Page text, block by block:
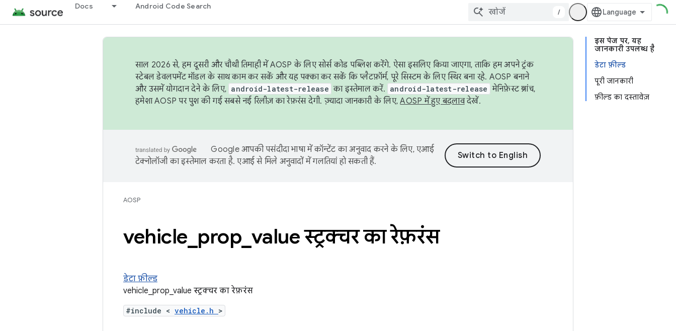
Docs Android Code Search
/
इस पेज पर, यह
जानकारी उपलब्ध है
डेटा फ़ील्ड
पूरी जानकारी
फ़ील्ड का दस्तावेज़
साल 2026 से, हम दूसरी और चौथी तिमाही में AOSP के लिए सोर्स कोड पब्लिश करेंगे. ऐसा इसलिए किया जाएगा, ताकि हम अपने ट्रंक
स्टेबल डेवलपमेंट मॉडल के साथ काम कर सकें और यह पक्का कर सकें कि प्लैटफ़ॉर्म, पूरे सिस्टम के लिए स्थिर बना रहे. AOSP बनाने
और उसमें योगदान देने के लिए, android-latest-release का इस्तेमाल करें. android-latest-release मेनिफ़ेस्ट ब्रांच,
हमेशा AOSP पर पुश की गई सबसे नई रिलीज़ का रेफ़रंस देगी. ज़्यादा जानकारी के लिए,AOSP में हुए बदलावदेखें.
Google आपकी पसंदीदा भाषा में कॉन्टेंट का अनुवाद करने के लिए, एआई
टेक्नोलॉजी का इस्तेमाल करता है. एआई से मिले अनुवादों में गलतियां हो सकती हैं.
AOSP
vehicle prop value स्ट्रक्चर का रेफ़रंस
डेटा फ़ील्ड
vehicle_prop_value स्ट्रक्चर का रेफ़रंस
#include < vehicle.h >